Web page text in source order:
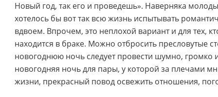
Новый год, так его и проведешь». Наверняка
хотелось бы вот так всю жизнь испытывать
вдвоем. Впрочем, это неплохой вариант и для тех,
находится в браке. Можно отбросить пресловутые
новогоднюю ночь следует провести шумно, громко
новогодняя ночь для пары, у которой за плечами
жизни, прекрасный повод освежить отношения,